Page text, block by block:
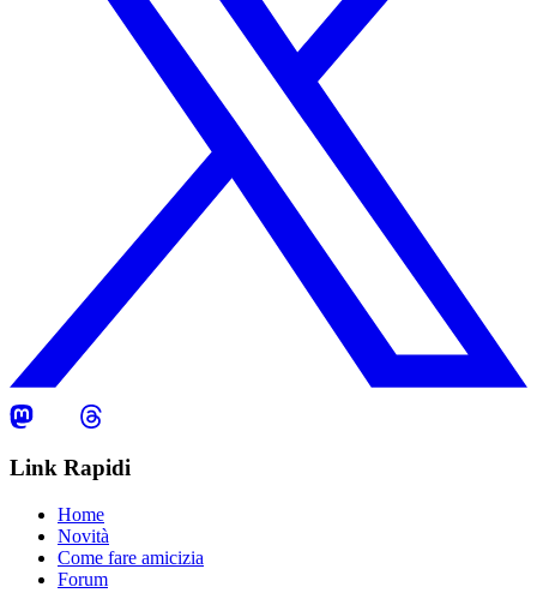
Link Rapidi
Home
Novità
Come fare amicizia
Forum